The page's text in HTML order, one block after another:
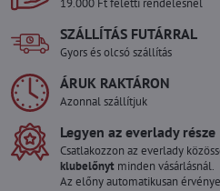
19.000 Ft feletti rendelésnél
SZÁLLÍTÁS FUTÁRRAL
Gyors és olcsó szállítás
ÁRUK RAKTÁRON
Azonnal szállítjuk
Legyen az everlady része
Csatlakozzon az everlady
klubelőnyt minden vásárlásnál.
Az előny automatikusan